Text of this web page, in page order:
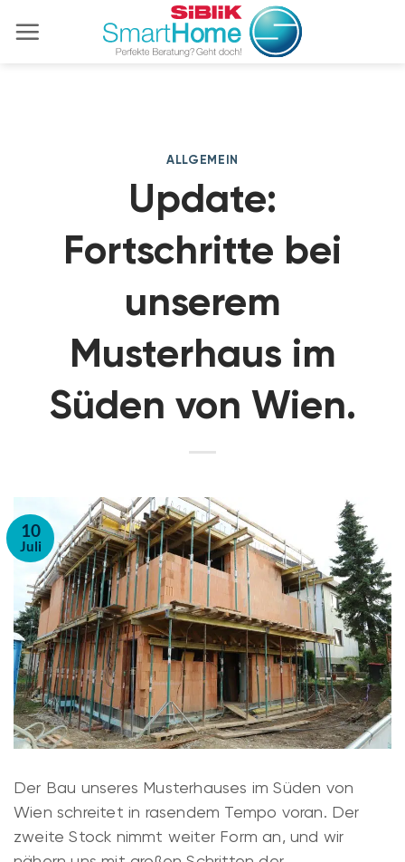
Inhalt
ALLGEMEIN
Update:
Fortschritte bei
unserem
Musterhaus im
Süden von Wien.
10
Juli
Der Bau unseres Musterhauses im Süden von
Wien schreitet in rasendem Tempo voran. Der
zweite Stock nimmt weiter Form an, und wir